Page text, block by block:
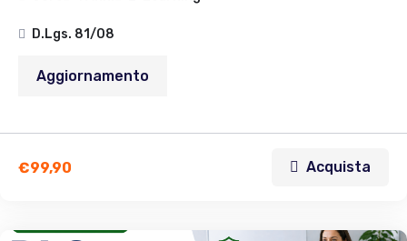
D.Lgs. 81/08
Aggiornamento
€99,90 Acquista